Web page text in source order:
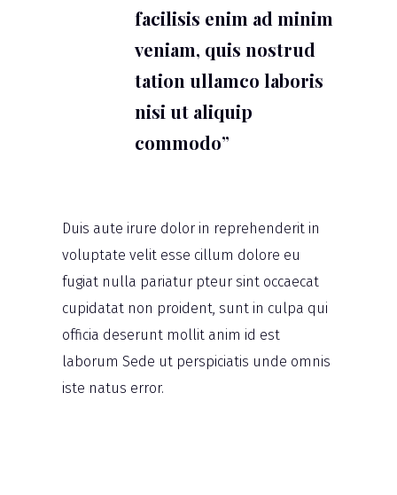
facilisis enim ad minim
veniam, quis nostrud
tation ullamco laboris
nisi ut aliquip
commodo”
Duis aute irure dolor in reprehenderit in
voluptate velit esse cillum dolore eu
fugiat nulla pariatur pteur sint occaecat
cupidatat non proident, sunt in culpa qui
officia deserunt mollit anim id est
laborum Sede ut perspiciatis unde omnis
iste natus error.